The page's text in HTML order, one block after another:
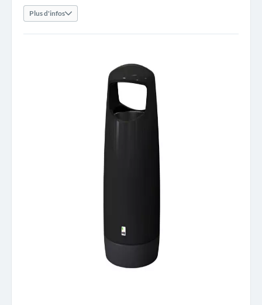
Plus d'infos